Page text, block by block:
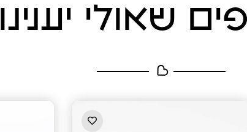
שאולי